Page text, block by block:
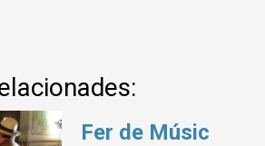
Fer de Músic